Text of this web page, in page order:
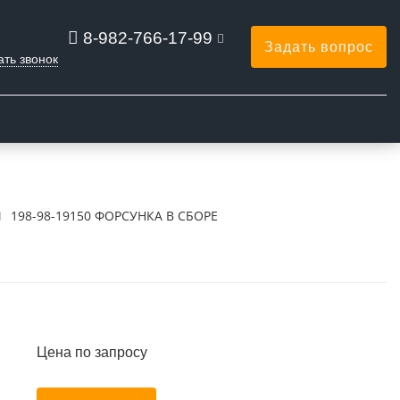
8-982-766-17-99
звонок
Задать вопрос
198-98-19150 ФОРСУНКА В СБОРЕ
Цена по запросу